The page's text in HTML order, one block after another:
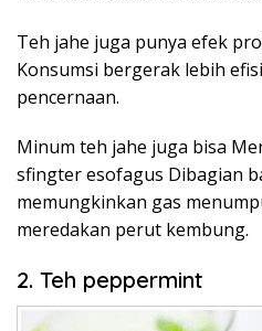
Teh jahe juga punya efek
Konsumsi bergerak lebih
pencernaan.
Minum teh jahe juga bisa
sfingter esofagus Dibagian
memungkinkan gas
meredakan perut kembung.
2. Teh peppermint